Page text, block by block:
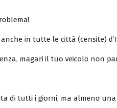
in tutte le città (censite)
magari il tuo veicolo non
di tutti i giorni, ma almeno